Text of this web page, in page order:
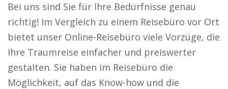
Bei uns sind Sie für Ihre Bedürfnisse genau
richtig! Im Vergleich zu einem Reisebüro vor Ort
bietet unser Online-Reisebüro viele Vorzüge, die
Ihre Traumreise einfacher und preiswerter
gestalten. Sie haben im Reisebüro die
Möglichkeit, auf das Know-how und die